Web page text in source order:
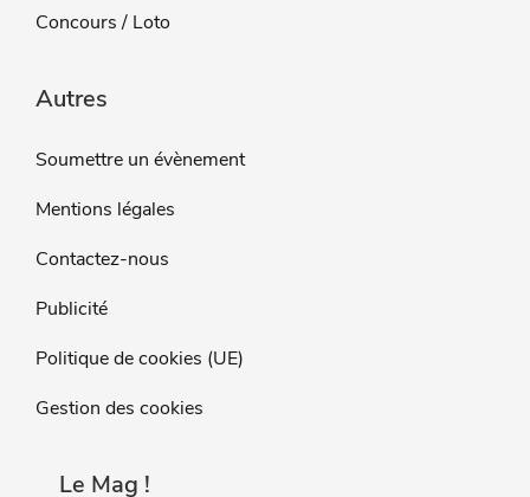
Concours / Loto
Autres
Soumettre un évènement
Mentions légales
Contactez-nous
Publicité
Politique de cookies (UE)
Gestion des cookies
Le Mag !